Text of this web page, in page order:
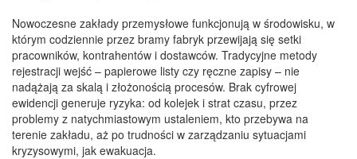
Nowoczesne zakłady przemysłowe funkcjonują w środowisku, w
którym codziennie przez bramy fabryk przewijają się setki
pracowników, kontrahentów i dostawców. Tradycyjne metody
rejestracji wejść – papierowe listy czy ręczne zapisy – nie
nadążają za skalą i złożonością procesów. Brak cyfrowej
ewidencji generuje ryzyka: od kolejek i strat czasu, przez
problemy z natychmiastowym ustaleniem, kto przebywa na
terenie zakładu, aż po trudności w zarządzaniu sytuacjami
kryzysowymi, jak ewakuacja.